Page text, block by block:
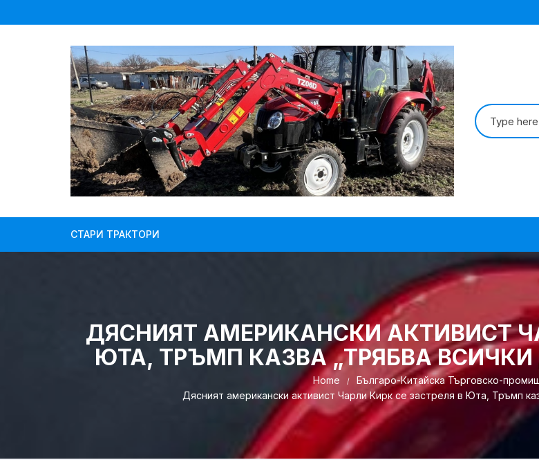
to
Search
for:
СТАРИ ТРАКТОРИ
ДЯСНИЯТ АМЕРИКАНСКИ АКТИВИСТ
ЮТА, ТРЪМП КАЗВА „ТРЯБВА
Home
Българо-Китайска Търговско-
Дясният американски активист Чарли Кирк се застреля в Юта, Тръмп